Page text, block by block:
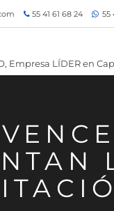
55 41 61 68 24 55